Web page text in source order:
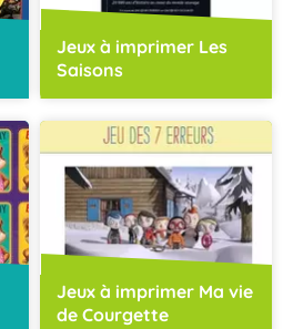
Jeux à imprimer Les
Saisons
Jeux à imprimer Ma vie
de Courgette